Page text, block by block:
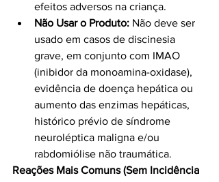
efeitos adversos na criança.
Não Usar o Produto: Não deve ser
usado em casos de discinesia
grave, em conjunto com IMAO
(inibidor da monoamina-oxidase),
evidência de doença hepática ou
aumento das enzimas hepáticas,
histórico prévio de síndrome
neuroléptica maligna e/ou
rabdomiólise não traumática.
Reações Mais Comuns (Sem Incidência